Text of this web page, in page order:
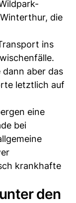
die
ins
aber das
letztlich auf
eine
bei
krankhafte
den